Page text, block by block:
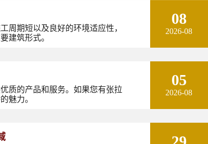
周期短以及良好的环境适应性，
建筑形式。
08
2026-08
质的产品和服务。如果您有张拉
魅力。
05
2026-08